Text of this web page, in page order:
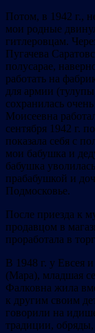
Потом, в 1942 г.,
мои родные
гитлеровцам.
Пугачева
полусарае,
работать на
для армии
сохранилась
Моисеевна
сентября 1942 г.
показала себя с
мои бабушка и
бабушка
прабабушкой и
Подмосковье.
После приезда к
продавцом в
проработала в
В 1948 г. у Евсея
(Мара), младшая
Фалковна жила
к другим своим
говорили на
традиции, обряды,